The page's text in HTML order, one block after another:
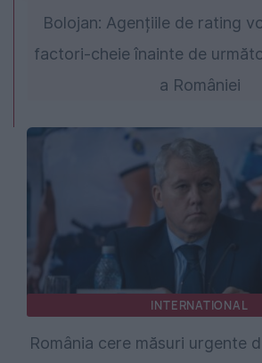
Bolojan: Agențiile de rating
factori-cheie înainte de
a României
INTERNATIONAL
România cere măsuri urgente